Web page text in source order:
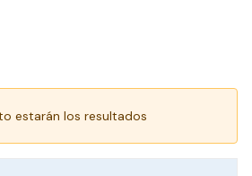
estarán los resultados